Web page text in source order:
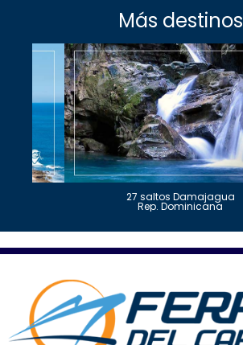
Más destinos
27 saltos Damajagua
Rep. Dominicana